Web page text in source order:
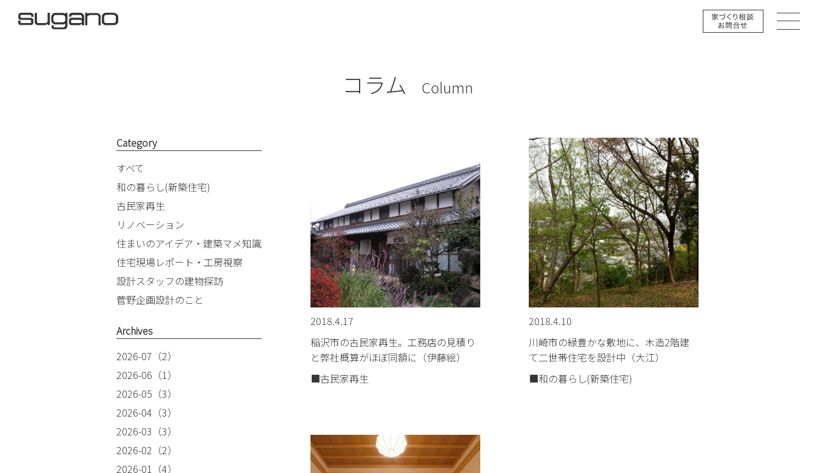
コラム Column
2018.4.17
稲沢市の古民家再生。工務店の見積り
と弊社概算がほぼ同額に（伊藤絵）
■古民家再生
2018.4.10
川崎市の緑豊かな敷地に、木造2階建
て二世帯住宅を設計中（大江）
■和の暮らし(新築住宅)
Category
すべて
和の暮らし(新築住宅)
古民家再生
リノベーション
住まいのアイデア・建築マメ知識
住宅現場レポート・工房視察
設計スタッフの建物探訪
菅野企画設計のこと
Archives
2026-07（2）
2026-06（1）
2026-05（3）
2026-04（3）
2026-03（3）
2026-02（2）
2026-01（4）